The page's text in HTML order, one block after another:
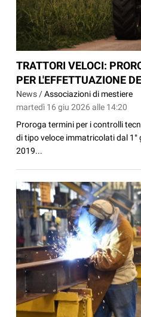
TRATTORI VELOCI:
PER L'EFFETTUAZIONE
News /Associazioni di mestiere
martedì 16 giu 2026 alle 14:20
Proroga termini per i controlli
di tipo veloce immatricolati dal
2019...